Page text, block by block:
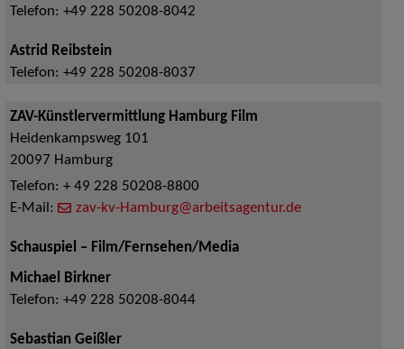
Telefon: +49 228 50208-8042
Astrid Reibstein
Telefon: +49 228 50208-8037
ZAV-Künstlervermittlung Hamburg Film
Heidenkampsweg 101
20097 Hamburg
Telefon: + 49 228 50208-8800
E-Mail:
zav-kv-Hamburg@arbeitsagentur.de
Schauspiel – Film/Fernsehen/Media
Michael Birkner
Telefon: +49 228 50208-8044
Sebastian Geißler